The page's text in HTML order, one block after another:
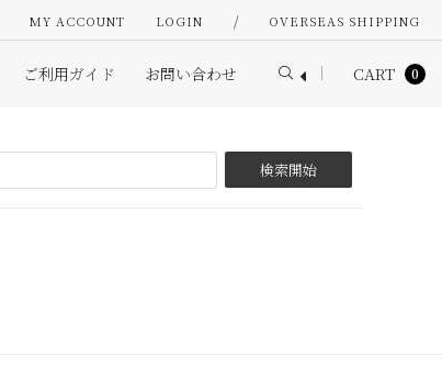
MY ACCOUNT LOGIN / OVERSEAS SHIPPING
ご利用ガイド お問い合わせ CART 0